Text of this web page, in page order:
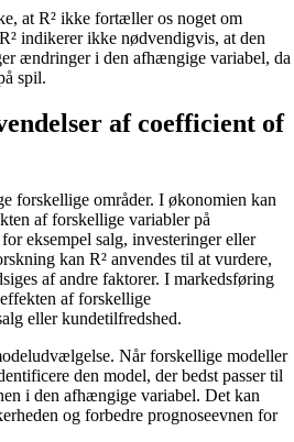
at R² ikke fortæller os noget om
indikerer ikke nødvendigvis, at den
ændringer i den afhængige variabel, da
spil.
af coefficient of
forskellige områder. I økonomien kan
af forskellige variabler på
eksempel salg, investeringer eller
kan R² anvendes til at vurdere,
af andre faktorer. I markedsføring
af forskellige
eller kundetilfredshed.
Når forskellige modeller
den model, der bedst passer til
i den afhængige variabel. Det kan
og forbedre prognoseevnen for